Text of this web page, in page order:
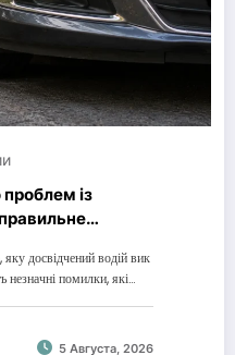
із
досвідчений водій вик
незначні помилки, які…
5 Августа, 2026